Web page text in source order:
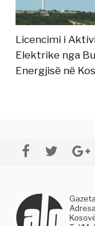
Licencimi i
Elektrike nga
Energjisë në